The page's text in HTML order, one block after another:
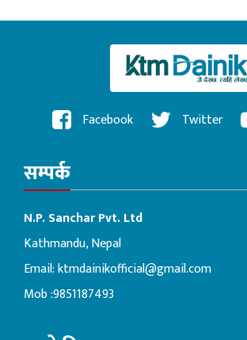
Facebook Twitter
सम्पर्क
N.P. Sanchar Pvt. Ltd
Kathmandu, Nepal
Email:ktmdainikofficial@gmail.com
Mob :9851187493